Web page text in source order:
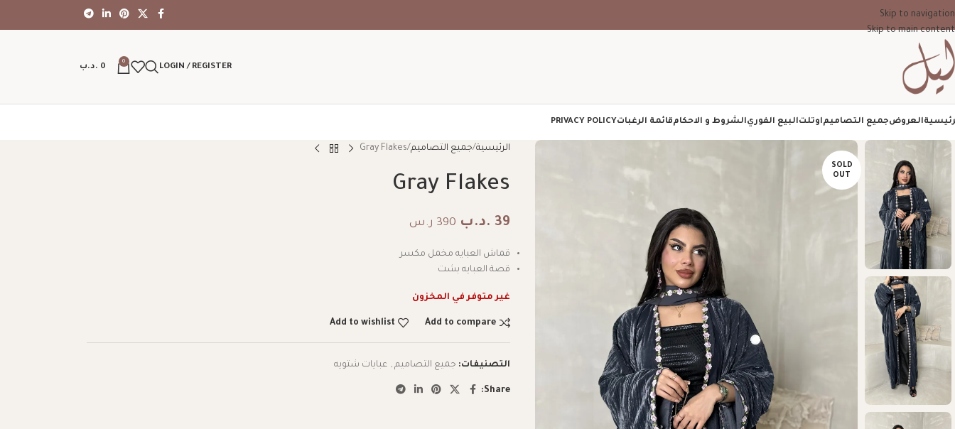
Skip to navigation
Skip to main content
LOGIN / REGISTER
0
0 .د.ب
العروضجميع التصاميماوتلتالبيع الفوريالشروط و الاحكامقائمة الرغباتPRIVACY POLICY
SOLD
OUT
الرئيسية جميع التصاميم Gray Flakes
Gray Flakes
39 .د.ب 390 ر.س
قماش العبايه مخمل مكسر
قصة العبايه بشت
غير متوفر في المخزون
Add to compare
Add to wishlist
التصنيفات: جميع التصاميم , عبايات شتويه
Share: